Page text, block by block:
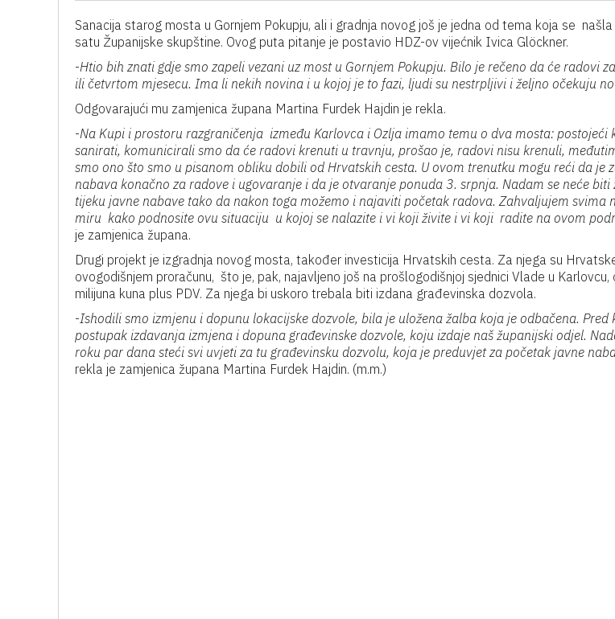
Sanacija starog mosta u Gornjem Pokupju, ali i gradnja novog još je jedna od tema koja se
satu Županijske skupštine. Ovog puta pitanje je postavio HDZ-ov vijećnik Ivica Glöckner.
-Htio bih znati gdje smo zapeli vezani uz most u Gornjem Pokupju. Bilo je rečeno da će radovi
ili četvrtom mjesecu. Ima li nekih novina i u kojoj je to fazi, ljudi su nestrpljivi i željno očekuju
Odgovarajući mu zamjenica župana Martina Furdek Hajdin je rekla.
-Na Kupi i prostoru razgraničenja između Karlovca i Ozlja imamo temu o dva mosta: postojeći
sanirati, komunicirali smo da će radovi krenuti u travnju, prošao je, radovi nisu krenuli,
smo ono što smo u pisanom obliku dobili od Hrvatskih cesta. U ovom trenutku mogu reći da je
nabava konačno za radove i ugovaranje i da je otvaranje ponuda 3. srpnja. Nadam se neće biti
tijeku javne nabave tako da nakon toga možemo i najaviti početak radova. Zahvaljujem svima
miru kako podnosite ovu situaciju u kojoj se nalazite i vi koji živite i vi koji radite na ovom
je zamjenica župana.
Drugi projekt je izgradnja novog mosta, također investicija Hrvatskih cesta. Za njega su
ovogodišnjem proračunu, što je, pak, najavljeno još na prošlogodišnjoj sjednici Vlade u
milijuna kuna plus PDV. Za njega bi uskoro trebala biti izdana građevinska dozvola.
-Ishodili smo izmjenu i dopunu lokacijske dozvole, bila je uložena žalba koja je odbačena. Pred
postupak izdavanja izmjena i dopuna građevinske dozvole, koju izdaje naš županijski odjel.
roku par dana steći svi uvjeti za tu građevinsku dozvolu, koja je preduvjet za početak javne
rekla je zamjenica župana Martina Furdek Hajdin. (m.m.)